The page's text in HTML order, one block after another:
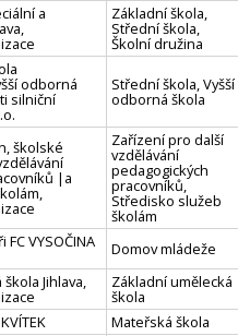
a
Základní škola,
Střední škola,
Školní družina
odborná
silniční
Střední škola, Vyšší
odborná škola
školské
|a
Zařízení pro další
vzdělávání
pedagogických
pracovníků,
Středisko služeb
školám
VYSOČINA
Domov mládeže
Jihlava,
Základní umělecká
škola
Mateřská škola